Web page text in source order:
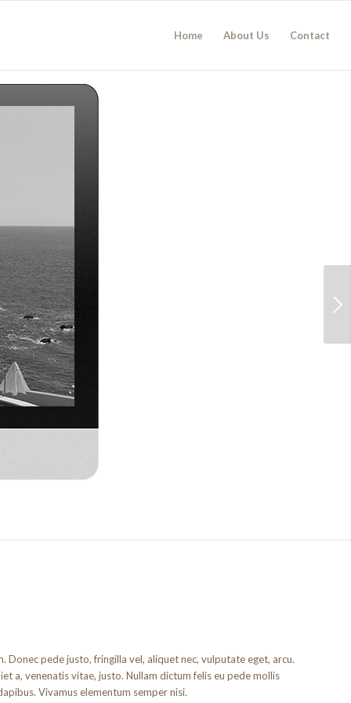
Home About Us Contact
Donec pede justo, fringilla vel, aliquet nec, vulputate eget, arcu.
a, venenatis vitae, justo. Nullam dictum felis eu pede mollis
Vivamus elementum semper nisi.